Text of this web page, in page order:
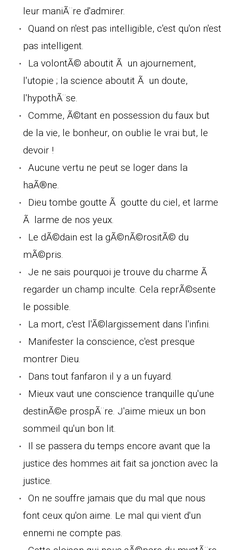
leur maniÃ¨re d'admirer.
Quand on n'est pas intelligible, c'est qu'on n'est
pas intelligent.
La volontÃ© aboutit Ã un ajournement,
l'utopie ; la science aboutit Ã un doute,
l'hypothÃ¨se.
Comme, Ã©tant en possession du faux but
de la vie, le bonheur, on oublie le vrai but, le
devoir !
Aucune vertu ne peut se loger dans la
haÃ®ne.
Dieu tombe goutte Ã goutte du ciel, et larme
Ã larme de nos yeux.
Le dÃ©dain est la gÃ©nÃ©rositÃ© du
mÃ©pris.
Je ne sais pourquoi je trouve du charme Ã
regarder un champ inculte. Cela reprÃ©sente
le possible.
La mort, c'est l'Ã©largissement dans l'infini.
Manifester la conscience, c'est presque
montrer Dieu.
Dans tout fanfaron il y a un fuyard.
Mieux vaut une conscience tranquille qu'une
destinÃ©e prospÃ¨re. J'aime mieux un bon
sommeil qu'un bon lit.
Il se passera du temps encore avant que la
justice des hommes ait fait sa jonction avec la
justice.
On ne souffre jamais que du mal que nous
font ceux qu'on aime. Le mal qui vient d'un
ennemi ne compte pas.